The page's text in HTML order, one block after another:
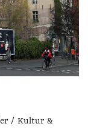
/ Kultur &